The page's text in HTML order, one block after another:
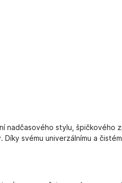
stylu,
svému univerzálnímu a